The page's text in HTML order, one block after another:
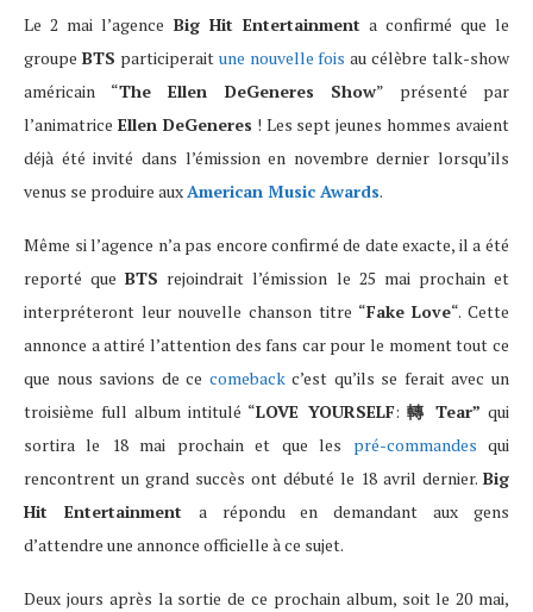
Le 2 mai l’agence Big Hit Entertainment a confirmé que le
groupe BTS participeraitune nouvelle fois au célèbre talk-show
américain “The Ellen DeGeneres Show” présenté par
l’animatrice Ellen DeGeneres ! Les sept jeunes hommes avaient
déjà été invité dans l’émission en novembre dernier lorsqu’ils
venus se produire auxAmerican Music Awards.
Même si l’agence n’a pas encore confirmé de date exacte, il a été
reporté queBTS rejoindrait l’émission le 25 mai prochain et
interpréteront leur nouvelle chanson titre “Fake Love“. Cette
annonce a attiré l’attention des fans car pour le moment tout ce
que nous savions de ce comebackc’est qu’ils se ferait avec un
troisième full album intitulé “LOVE YOURSELF: 轉 Tear”qui
sortira le 18 mai prochain et que les pré-commandes qui
rencontrent un grand succès ont débuté le 18 avril dernier. Big
Hit Entertainment a répondu en demandant aux gens
d’attendre une annonce officielle à ce sujet.
Deux jours après la sortie de ce prochain album, soit le 20 mai,